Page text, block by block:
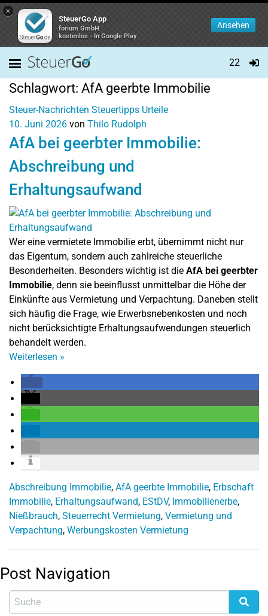
×
SteuerGo App
forium GmbH
kostenlos - In Google Play
Ansehen
22
Schlagwort: AfA geerbte Immobilie
Steuer-Nachrichten Steuertipps Urteile
10. Juni 2026 von Thilo Rudolph
AfA bei geerbter Immobilie:
Abschreibung und
Erhaltungsaufwand
Wer eine vermietete Immobilie erbt, übernimmt nicht nur
das Eigentum, sondern auch zahlreiche steuerliche
Besonderheiten. Besonders wichtig ist die AfA bei geerbter
Immobilie, denn sie beeinflusst unmittelbar die Höhe der
Einkünfte aus Vermietung und Verpachtung. Daneben stellt
sich häufig die Frage, wie Erwerbsnebenkosten und noch
nicht berücksichtigte Erhaltungsaufwendungen steuerlich
behandelt werden.
Weiterlesen »
Abschreibung Immobilie, AfA geerbte Immobilie, Erbschaft
Immobilie, Erhaltungsaufwand, EStDV, Immobilienerbe,
Nießbrauch, Steuerrecht Vermietung, Vermietung und
Verpachtung, Werbungskosten Vermietung
Post Navigation